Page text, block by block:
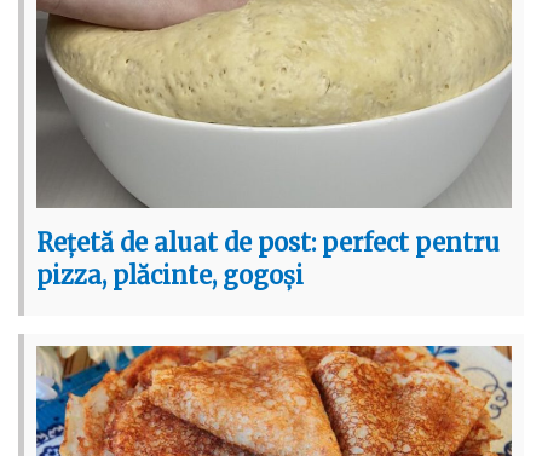
Rețetă de aluat de post: perfect pentru
pizza, plăcinte, gogoși